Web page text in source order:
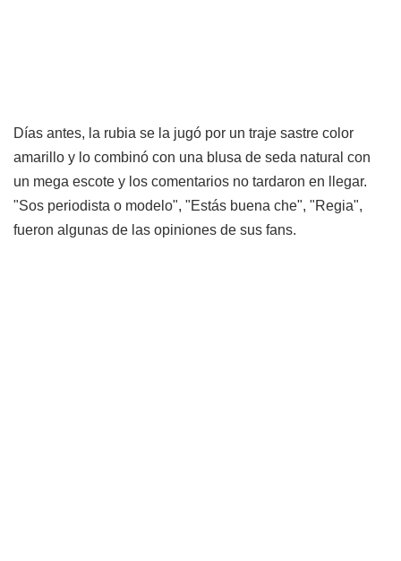
Días antes, la rubia se la jugó por un traje sastre color
amarillo y lo combinó con una blusa de seda natural con
un mega escote y los comentarios no tardaron en llegar.
"Sos periodista o modelo", "Estás buena che", "Regia",
fueron algunas de las opiniones de sus fans.